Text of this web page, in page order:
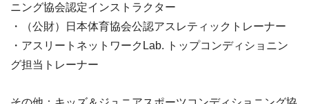
ニング協会認定インストラクター
・（公財）日本体育協会公認アスレティックトレーナー
・アスリートネットワークLab. トップコンディショニン
グ担当トレーナー